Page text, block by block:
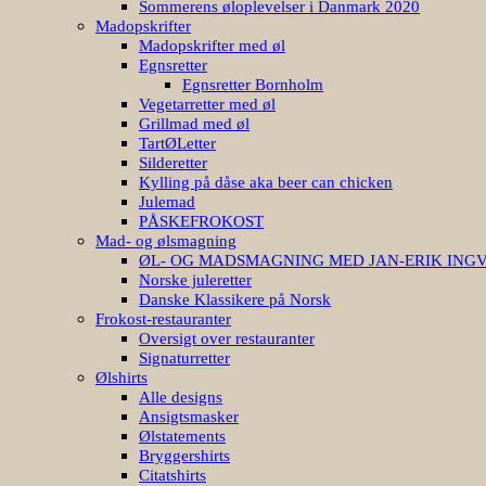
Sommerens øloplevelser i Danmark 2020
Madopskrifter
Madopskrifter med øl
Egnsretter
Egnsretter Bornholm
Vegetarretter med øl
Grillmad med øl
TartØLetter
Silderetter
Kylling på dåse aka beer can chicken
Julemad
PÅSKEFROKOST
Mad- og ølsmagning
ØL- OG MADSMAGNING MED JAN-ERIK
Norske juleretter
Danske Klassikere på Norsk
Frokost-restauranter
Oversigt over restauranter
Signaturretter
Ølshirts
Alle designs
Ansigtsmasker
Ølstatements
Bryggershirts
Citatshirts